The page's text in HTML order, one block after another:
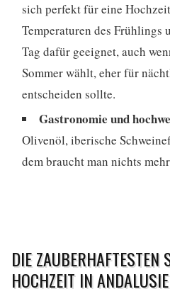
sich perfekt für eine
Temperaturen des Frühlings
Tag dafür geeignet, auch
Sommer wählt, eher für
entscheiden sollte.
Gastronomie und
Olivenöl, iberische
dem braucht man nichts
DIE
HOCHZEIT IN